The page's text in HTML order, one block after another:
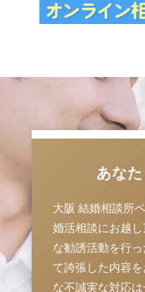
あな
大阪 結婚相談所
婚活相談にお越し
な勧誘活動を行
て誇張した内容
な不誠実な対応は